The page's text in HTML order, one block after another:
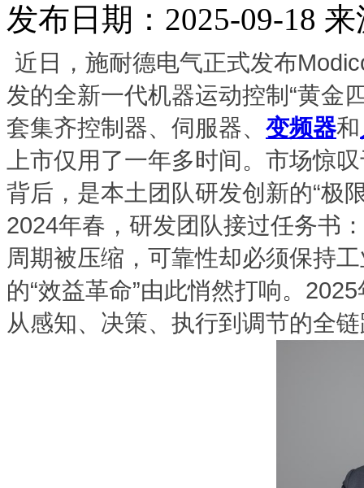
发布日期：2025-09-18 来
近日，施耐德电气正式发布
发的全新一代机器运动控制“黄金
套集齐控制器、伺服器、 变频器和
上市仅用了一年多时间。市场惊
背后，是本土团队研发创新的“极
2024年春，研发团队接过任务书
周期被压缩，可靠性却必须保持
的“效益革命”由此悄然打响。
从感知、决策、执行到调节的全